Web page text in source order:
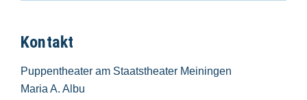
Kontakt
Puppentheater am Staatstheater Meiningen
Maria A. Albu